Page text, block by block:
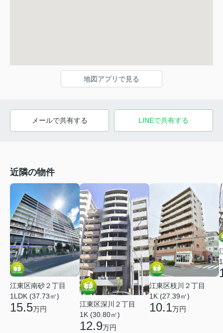
地図アプリで見る
メールで共有する LINEで共有する
近隣の物件
江東区南砂２丁目
1LDK (37.73㎡)
15.5万円
江東区深川２丁目
1K (30.80㎡)
12.9万円
江東区枝川２丁目
1K (27.39㎡)
10.1万円